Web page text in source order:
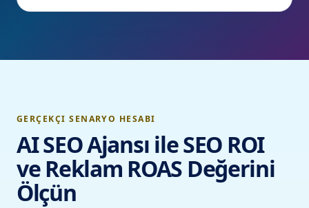
GERÇEKÇI SENARYO HESABI
AI SEO Ajansı ile SEO ROI
ve Reklam ROAS Değerini
Ölçün